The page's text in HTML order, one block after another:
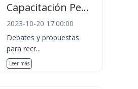
Capacitación Pe...
2023-10-20 17:00:00
Debates y propuestas
para recr...
Leer más